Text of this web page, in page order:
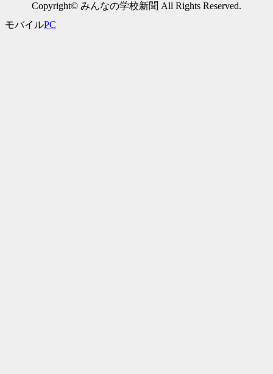
Copyright© みんなの学校新聞 All Rights Reserved.
モバイルPC